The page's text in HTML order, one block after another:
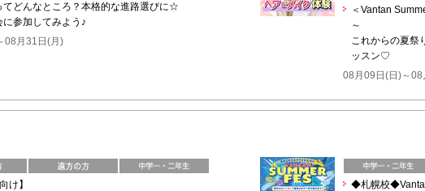
てどんなところ？本格的な進路選びに☆
に参加してみよう♪
08月31日(月)
＜Vantan
～
これからの夏祭
ッスン♡
08月09日(日)～08
け】
◆札幌校